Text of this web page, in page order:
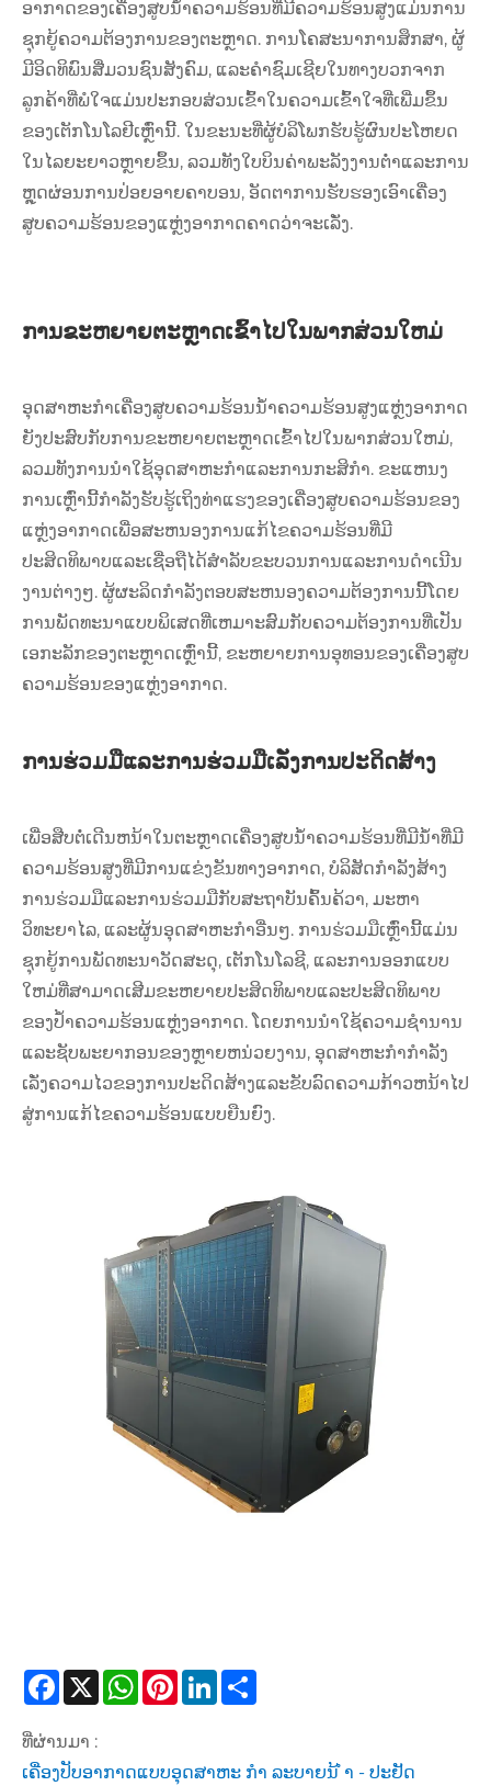
ອາກາດຂອງເຄື່ອງສູບນ້ໍາຄວາມຮ້ອນທີ່ມີຄວາມຮ້ອນສູງແມ່ນການ
ຊຸກຍູ້ຄວາມຕ້ອງການຂອງຕະຫຼາດ. ການໂຄສະນາການສຶກສາ, ຜູ້
ມີອິດທິພົນສື່ມວນຊົນສັງຄົມ, ແລະຄໍາຊົມເຊີຍໃນທາງບວກຈາກ
ລູກຄ້າທີ່ພໍໃຈແມ່ນປະກອບສ່ວນເຂົ້າໃນຄວາມເຂົ້າໃຈທີ່ເພີ່ມຂຶ້ນ
ຂອງເຕັກໂນໂລຢີເຫຼົ່ານີ້. ໃນຂະນະທີ່ຜູ້ບໍລິໂພກຮັບຮູ້ຜົນປະໂຫຍດ
ໃນໄລຍະຍາວຫຼາຍຂຶ້ນ, ລວມທັງໃບບິນຄ່າພະລັງງານຕ່ໍາແລະການ
ຫຼຸດຜ່ອນການປ່ອຍອາຍຄາບອນ, ອັດຕາການຮັບຮອງເອົາເຄື່ອງ
ສູບຄວາມຮ້ອນຂອງແຫຼ່ງອາກາດຄາດວ່າຈະເລັ່ງ.
ການຂະຫຍາຍຕະຫຼາດເຂົ້າໄປໃນພາກສ່ວນໃຫມ່
ອຸດສາຫະກໍາເຄື່ອງສູບຄວາມຮ້ອນນ້ໍາຄວາມຮ້ອນສູງແຫຼ່ງອາກາດ
ຍັງປະສົບກັບການຂະຫຍາຍຕະຫຼາດເຂົ້າໄປໃນພາກສ່ວນໃຫມ່,
ລວມທັງການນໍາໃຊ້ອຸດສາຫະກໍາແລະການກະສິກໍາ. ຂະແຫນງ
ການເຫຼົ່ານີ້ກໍາລັງຮັບຮູ້ເຖິງທ່າແຮງຂອງເຄື່ອງສູບຄວາມຮ້ອນຂອງ
ແຫຼ່ງອາກາດເພື່ອສະຫນອງການແກ້ໄຂຄວາມຮ້ອນທີ່ມີ
ປະສິດທິພາບແລະເຊື່ອຖືໄດ້ສໍາລັບຂະບວນການແລະການດໍາເນີນ
ງານຕ່າງໆ. ຜູ້ຜະລິດກໍາລັງຕອບສະຫນອງຄວາມຕ້ອງການນີ້ໂດຍ
ການພັດທະນາແບບພິເສດທີ່ເຫມາະສົມກັບຄວາມຕ້ອງການທີ່ເປັນ
ເອກະລັກຂອງຕະຫຼາດເຫຼົ່ານີ້, ຂະຫຍາຍການອຸທອນຂອງເຄື່ອງສູບ
ຄວາມຮ້ອນຂອງແຫຼ່ງອາກາດ.
ການຮ່ວມມືແລະການຮ່ວມມືເລັ່ງການປະດິດສ້າງ
ເພື່ອສືບຕໍ່ເດີນຫນ້າໃນຕະຫຼາດເຄື່ອງສູບນ້ໍາຄວາມຮ້ອນທີ່ມີນ້ໍາທີ່ມີ
ຄວາມຮ້ອນສູງທີ່ມີການແຂ່ງຂັນທາງອາກາດ, ບໍລິສັດກໍາລັງສ້າງ
ການຮ່ວມມືແລະການຮ່ວມມືກັບສະຖາບັນຄົ້ນຄ້ວາ, ມະຫາ
ວິທະຍາໄລ, ແລະຜູ້ນອຸດສາຫະກໍາອື່ນໆ. ການຮ່ວມມືເຫຼົ່ານີ້ແມ່ນ
ຊຸກຍູ້ການພັດທະນາວັດສະດຸ, ເຕັກໂນໂລຊີ, ແລະການອອກແບບ
ໃຫມ່ທີ່ສາມາດເສີມຂະຫຍາຍປະສິດທິພາບແລະປະສິດທິພາບ
ຂອງປໍ້າຄວາມຮ້ອນແຫຼ່ງອາກາດ. ໂດຍການນໍາໃຊ້ຄວາມຊໍານານ
ແລະຊັບພະຍາກອນຂອງຫຼາຍຫນ່ວຍງານ, ອຸດສາຫະກໍາກໍາລັງ
ເລັ່ງຄວາມໄວຂອງການປະດິດສ້າງແລະຂັບລົດຄວາມກ້າວຫນ້າໄປ
ສູ່ການແກ້ໄຂຄວາມຮ້ອນແບບຍືນຍົງ.
Facebook
X WhatsApp
PinterestLinkedIn
ທີ່ຜ່ານມາ :
ເຄື່ອງປັບອາກາດແບບອຸດສາຫະ ກຳ ລະບາຍນ້ ຳ - ປະຢັດ